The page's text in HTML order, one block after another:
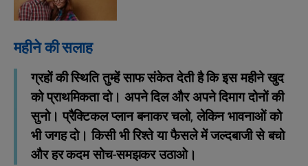
महीने की सलाह
ग्रहों की स्थिति तुम्हें साफ संकेत देती है कि इस महीने खुद
को प्राथमिकता दो। अपने दिल और अपने दिमाग दोनों की
सुनो। प्रैक्टिकल प्लान बनाकर चलो, लेकिन भावनाओं को
भी जगह दो। किसी भी रिश्ते या फैसले में जल्दबाजी से बचो
और हर कदम सोच-समझकर उठाओ।